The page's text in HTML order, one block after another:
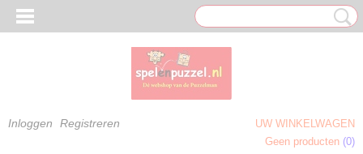
Inloggen Registreren
UW WINKELWAGEN
Geen producten (0)